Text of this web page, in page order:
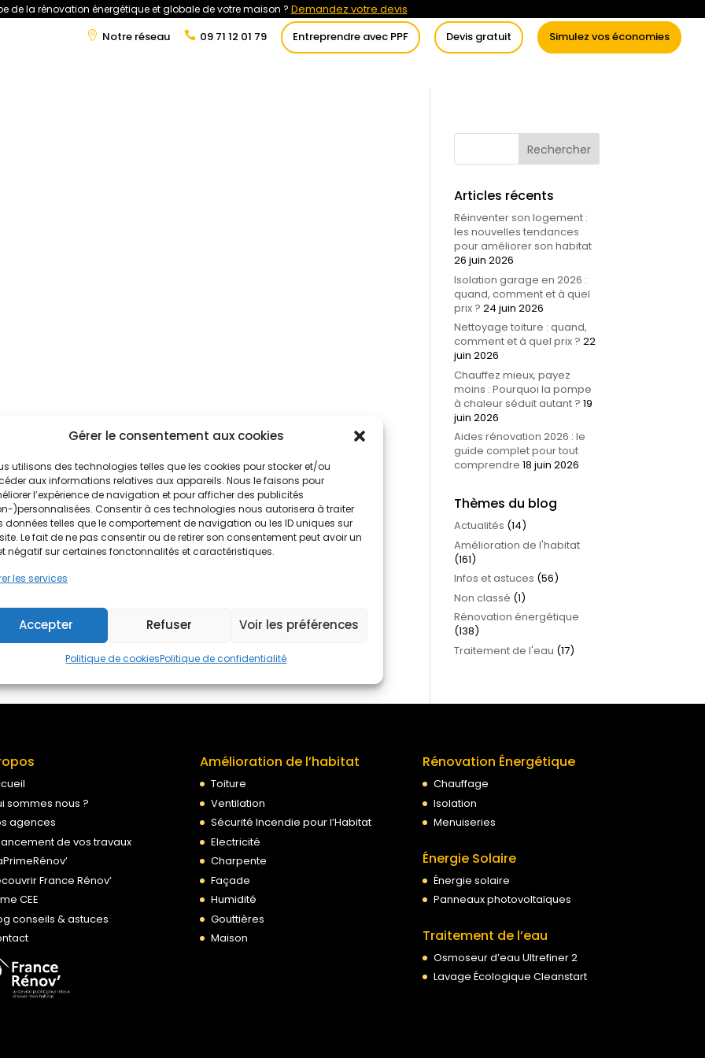
Gérer le consentement aux cookies
utilisons des technologies telles que les cookies pour stocker et/ou
aux informations relatives aux appareils. Nous le faisons pour
l’expérience de navigation et pour afficher des publicités
)personnalisées. Consentir à ces technologies nous autorisera à traiter
données telles que le comportement de navigation ou les ID uniques sur
Le fait de ne pas consentir ou de retirer son consentement peut avoir un
négatif sur certaines fonctonnalités et caractéristiques.
les services
Accepter Refuser Voir les préférences
Politique de cookiesPolitique de confidentialité
de la rénovation énergétique et globale de votre maison ? Demandez votre devis
Notre réseau
09 71 12 01 79 Entreprendre avec PPF Devis gratuit Simulez vos économies
Rénovation Énergétique Énergies Renouvelables Traitement de l’eau Conseils
: 7 travaux malins pour
confort et en valeur
lhabitat/ameliorer-son-habitat-7-travaux-
en-confort-et-en-valeur/#more-38800
Articles récents
Réinventer son logement :
les nouvelles tendances
pour améliorer son habitat
26 juin 2026
Isolation garage en 2026 :
quand, comment et à quel
prix ? 24 juin 2026
Nettoyage toiture : quand,
comment et à quel prix ? 22
juin 2026
Chauffez mieux, payez
moins : Pourquoi la pompe
à chaleur séduit autant ? 19
juin 2026
Aides rénovation 2026 : le
guide complet pour tout
comprendre 18 juin 2026
Thèmes du blog
Actualités (14)
Amélioration de l'habitat
(161)
Infos et astuces (56)
Non classé (1)
Rénovation énergétique
(138)
Traitement de l'eau (17)
sommes nous ?
agences
de vos travaux
France Rénov’
CEE
conseils & astuces
Amélioration de l’habitat
Toiture
Ventilation
Sécurité Incendie pour l’Habitat
Electricité
Charpente
Façade
Humidité
Gouttières
Maison
Rénovation Énergétique
Chauffage
Isolation
Menuiseries
Énergie Solaire
Énergie solaire
Panneaux photovoltaïques
Traitement de l’eau
Osmoseur d’eau Ultrefiner 2
Lavage Écologique Cleanstart